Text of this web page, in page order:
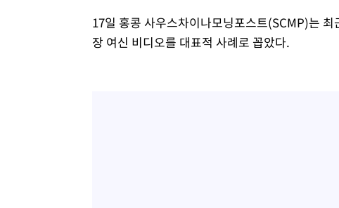
17일 홍콩 사우스차이나모닝포스트(SCMP)는
장 여신 비디오를 대표적 사례로 꼽았다.